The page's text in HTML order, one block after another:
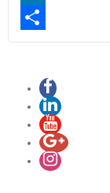
LinkedIn
Share